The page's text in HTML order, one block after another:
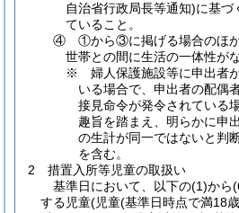
自治省行政局長等通知)に基づ
ていること。
④ ①から③に掲げる場合のほか
世帯との間に生活の一体性が
※ 婦人保護施設等に申出者
いる場合で、申出者の配偶
接見命令が発令されている
趣旨を踏まえ、明らかに申
の生計が同一ではないと判
を含む。
2 措置入所等児童の取扱い
基準日において、以下の(1)から
する児童(児童(基準日時点で満18